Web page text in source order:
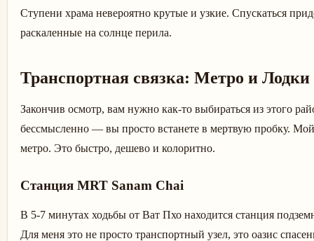
Ступени храма невероятно крутые и узкие. Спускаться
раскаленные на солнце перила.
Транспортная связка: Метро и Лодки
Закончив осмотр, вам нужно как-то выбираться из этого
бессмысленно — вы просто встанете в мертвую пробку.
метро. Это быстро, дешево и колоритно.
Станция MRT Sanam Chai
В 5-7 минутах ходьбы от Ват Пхо находится станция
Для меня это не просто транспортный узел, это оазис